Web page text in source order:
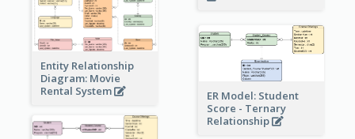
Entity Relationship
Diagram: Movie
Rental System
ER Model: Student
Score - Ternary
Relationship